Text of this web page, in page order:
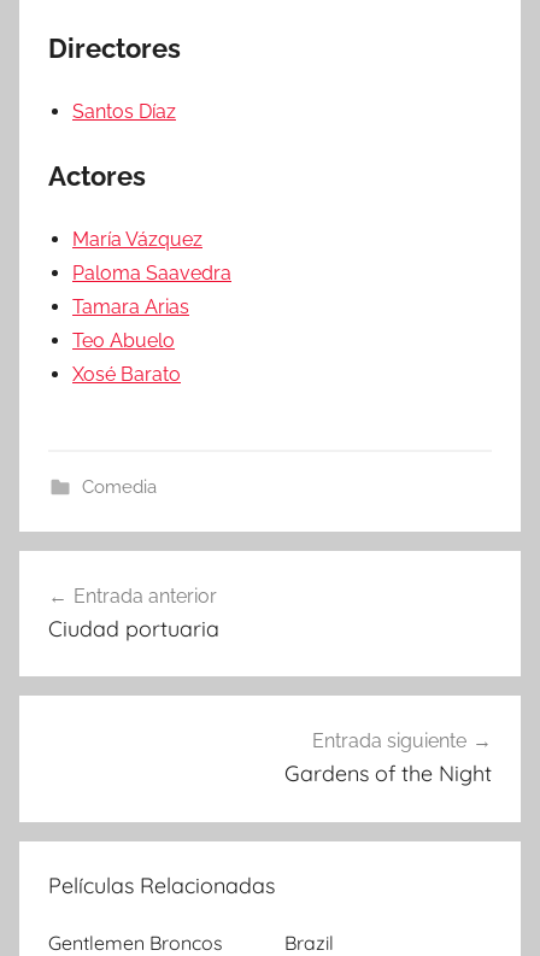
Directores
Santos Díaz
Actores
María Vázquez
Paloma Saavedra
Tamara Arias
Teo Abuelo
Xosé Barato
Comedia
Navegación
de
entradas
Entrada anterior
Ciudad portuaria
Entrada siguiente
Gardens of the Night
Películas Relacionadas
Gentlemen Broncos Brazil